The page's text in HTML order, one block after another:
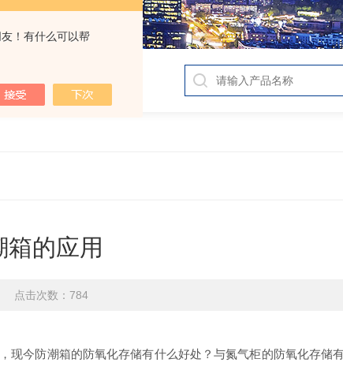
！有什么可以帮
的应用
点击次数：784
今防潮箱的防氧化存储有什么好处？与氮气柜的防氧化存储